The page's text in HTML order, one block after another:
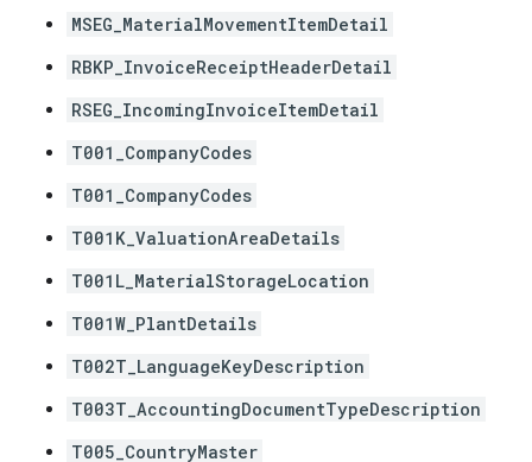
MSEG_MaterialMovementItemDetail
RBKP_InvoiceReceiptHeaderDetail
RSEG_IncomingInvoiceItemDetail
T001_CompanyCodes
T001_CompanyCodes
T001K_ValuationAreaDetails
T001L_MaterialStorageLocation
T001W_PlantDetails
T002T_LanguageKeyDescription
T003T_AccountingDocumentTypeDescription
T005_CountryMaster